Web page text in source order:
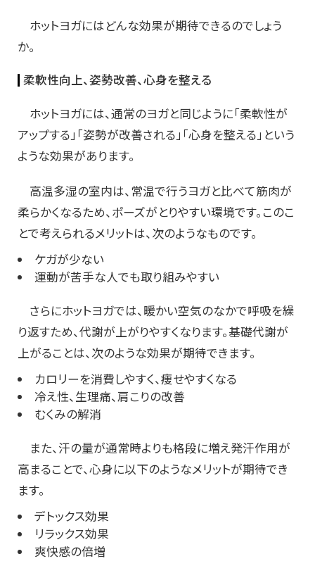
ホットヨガにはどんな効果が期待できるのでしょう
か。
柔軟性向上、姿勢改善、心身を整える
ホットヨガには、通常のヨガと同じように「柔軟性が
アップする」「姿勢が改善される」「心身を整える」という
ような効果があります。
高温多湿の室内は、常温で行うヨガと比べて筋肉が
柔らかくなるため、ポーズがとりやすい環境です。このこ
とで考えられるメリットは、次のようなものです。
ケガが少ない
運動が苦手な人でも取り組みやすい
さらにホットヨガでは、暖かい空気のなかで呼吸を繰
り返すため、代謝が上がりやすくなります。基礎代謝が
上がることは、次のような効果が期待できます。
カロリーを消費しやすく、痩せやすくなる
冷え性、生理痛、肩こりの改善
むくみの解消
また、汗の量が通常時よりも格段に増え発汗作用が
高まることで、心身に以下のようなメリットが期待でき
ます。
デトックス効果
リラックス効果
爽快感の倍増